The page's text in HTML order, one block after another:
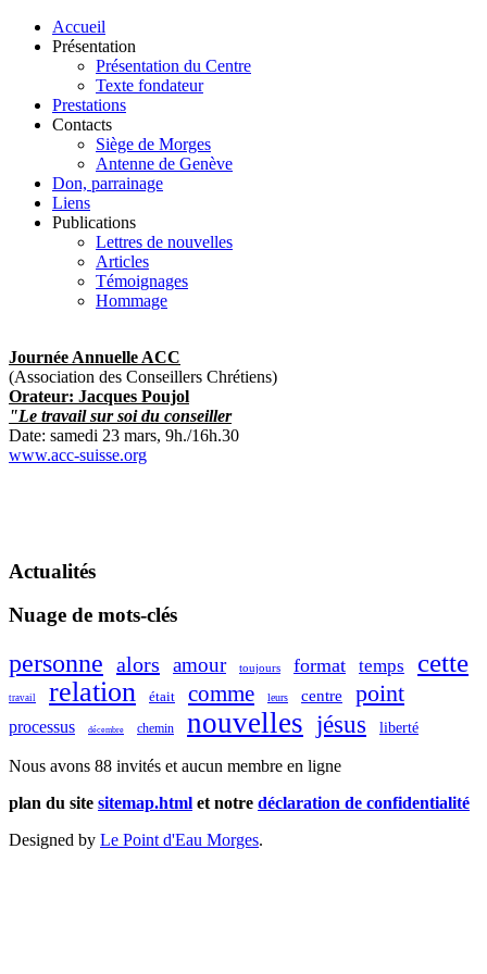
Accueil
Présentation
Présentation du Centre
Texte fondateur
Prestations
Contacts
Siège de Morges
Antenne de Genève
Don, parrainage
Liens
Publications
Lettres de nouvelles
Articles
Témoignages
Hommage
Journée Annuelle ACC
(Association des Conseillers Chrétiens)
Orateur: Jacques Poujol
"Le travail sur soi du conseiller
Date: samedi 23 mars, 9h./16h.30
www.acc-suisse.org
Actualités
Nuage de mots-clés
personne alors amour toujours format temps cette
travail relation était comme leurs centre point
processus décembre chemin nouvelles jésus liberté
Nous avons 88 invités et aucun membre en ligne
plan du site sitemap.html et notre déclaration de confidentialité
Designed by Le Point d'Eau Morges.